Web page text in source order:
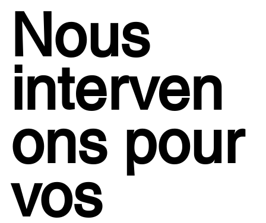
Nous
interven
ons pour
vos